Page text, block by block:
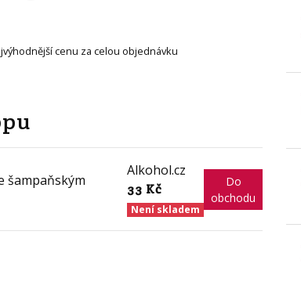
cenu za celou objednávku
Alkohol.cz
33 Kč
Není skladem
Do
obchodu